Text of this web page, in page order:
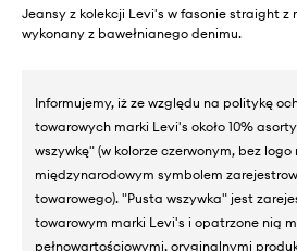
Jeansy z kolekcji Levi's w fasonie straight
wykonany z bawełnianego denimu.
Informujemy, iż ze względu na politykę
towarowych marki Levi's około 10%
wszywkę" (w kolorze czerwonym, bez logo
międzynarodowym symbolem
towarowego). "Pusta wszywka" jest
towarowym marki Levi's i opatrzone nią
pełnowartościowymi, oryginalnymi